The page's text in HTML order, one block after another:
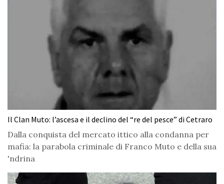
Il Clan Muto: l’ascesa e il declino del “re del pesce” di Cetraro
Dalla conquista del mercato ittico alla condanna per
mafia: la parabola criminale di Franco Muto e della sua
'ndrina